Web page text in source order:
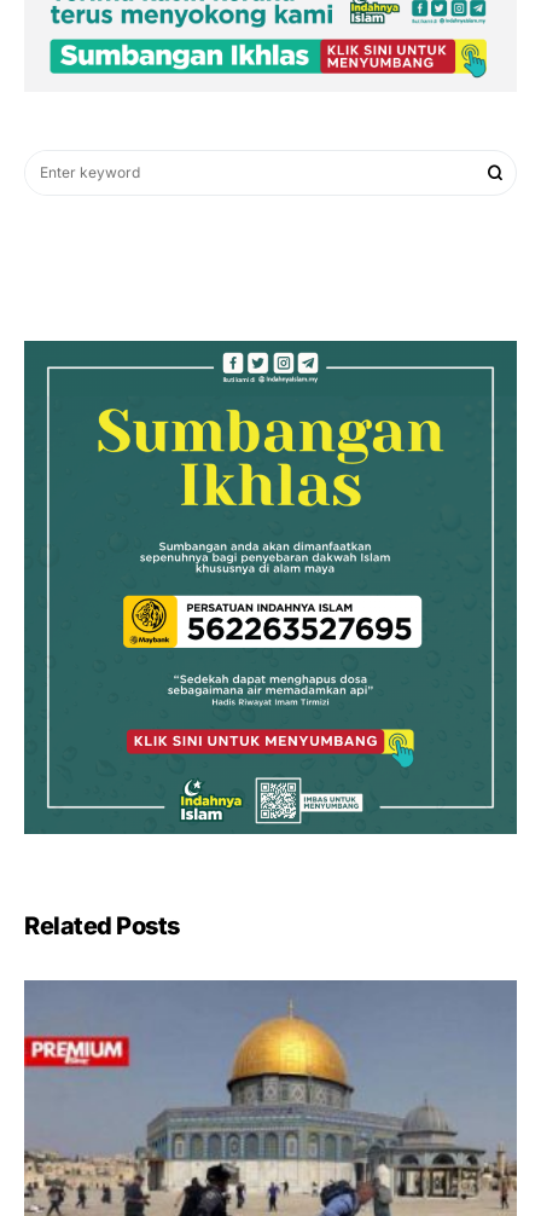
Related Posts